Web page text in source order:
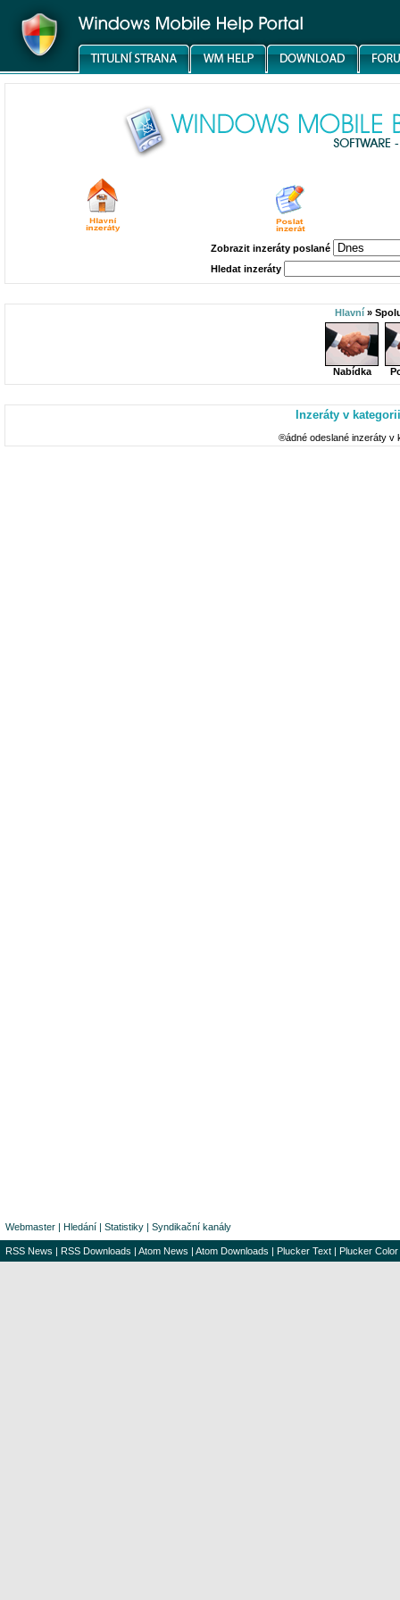
Zobrazit inzeráty poslané
Hledat inzeráty
Hlavní »
Nabídka
Inzeráty v
®ádné odeslané inzeráty v
Webmaster | Hledání | Statistiky | Syndikační kanály
RSS News | RSS Downloads | Atom News | Atom Downloads | Plucker Text | Plucker Color